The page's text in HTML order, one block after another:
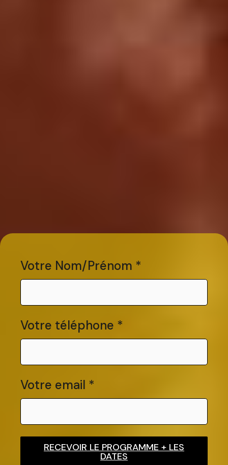
Votre Nom/Prénom *
Votre téléphone *
Votre email *
RECEVOIR LE PROGRAMME + LES
DATES